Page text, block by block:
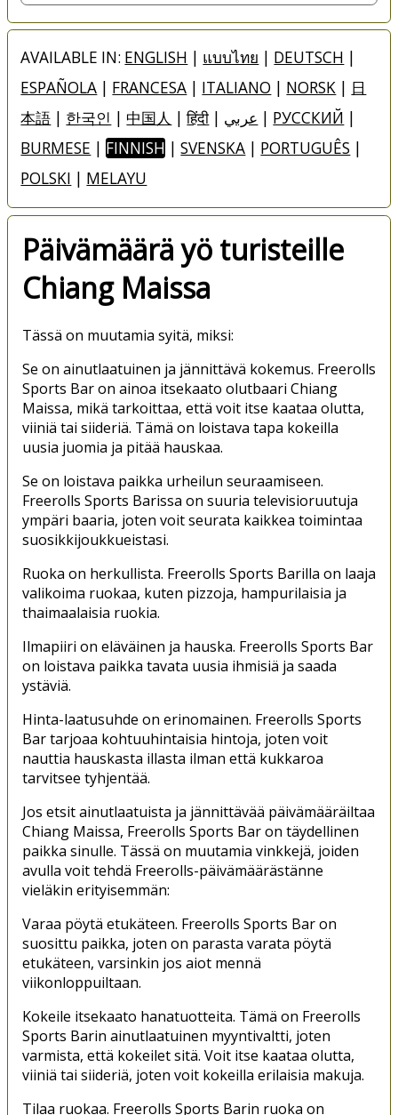
AVAILABLE IN: ENGLISH | แบบไทย | DEUTSCH |
ESPAÑOLA | FRANCESA | ITALIANO | NORSK | 日
本語 | 한국인 | 中国人 |हिंदी | عربي | РУССКИЙ |
BURMESE | FINNISH |SVENSKA | PORTUGUÊS |
POLSKI | MELAYU
Päivämäärä yö turisteille
Chiang Maissa
Tässä on muutamia syitä, miksi:
Se on ainutlaatuinen ja jännittävä kokemus. Freerolls
Sports Bar on ainoa itsekaato olutbaari Chiang
Maissa, mikä tarkoittaa, että voit itse kaataa olutta,
viiniä tai siideriä. Tämä on loistava tapa kokeilla
uusia juomia ja pitää hauskaa.
Se on loistava paikka urheilun seuraamiseen.
Freerolls Sports Barissa on suuria televisioruutuja
ympäri baaria, joten voit seurata kaikkea toimintaa
suosikkijoukkueistasi.
Ruoka on herkullista. Freerolls Sports Barilla on laaja
valikoima ruokaa, kuten pizzoja, hampurilaisia ​​ja
thaimaalaisia ruokia.
Ilmapiiri on eläväinen ja hauska. Freerolls Sports Bar
on loistava paikka tavata uusia ihmisiä ja saada
ystäviä.
Hinta-laatusuhde on erinomainen. Freerolls Sports
Bar tarjoaa kohtuuhintaisia ​​hintoja, joten voit
nauttia hauskasta illasta ilman että kukkaroa
tarvitsee tyhjentää.
Jos etsit ainutlaatuista ja jännittävää päivämääräiltaa
Chiang Maissa, Freerolls Sports Bar on täydellinen
paikka sinulle. Tässä on muutamia vinkkejä, joiden
avulla voit tehdä Freerolls-päivämäärästänne
vieläkin erityisemmän:
Varaa pöytä etukäteen. Freerolls Sports Bar on
suosittu paikka, joten on parasta varata pöytä
etukäteen, varsinkin jos aiot mennä
viikonloppuiltaan.
Kokeile itsekaato hanatuotteita. Tämä on Freerolls
Sports Barin ainutlaatuinen myyntivaltti, joten
varmista, että kokeilet sitä. Voit itse kaataa olutta,
viiniä tai siideriä, joten voit kokeilla erilaisia makuja.
Tilaa ruokaa. Freerolls Sports Barin ruoka on